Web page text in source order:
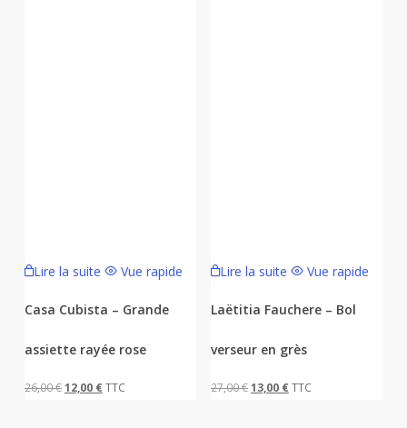
Lire la suite Vue rapide
Casa Cubista – Grande
assiette rayée rose
26,00€Le
12,00 €Le
TTC
Lire la suite Vue rapide
Laëtitia Fauchere – Bol
verseur en grès
27,00€Le
13,00 €Le
TTC